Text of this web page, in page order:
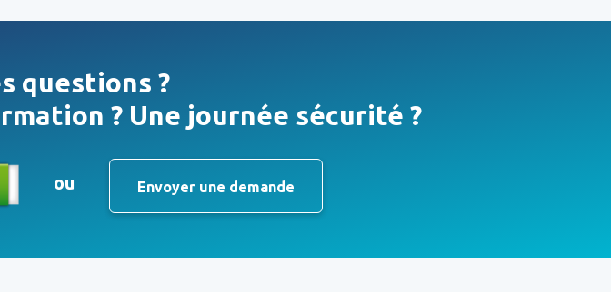
questions ?
? Une journée sécurité ?
ou Envoyer une demande